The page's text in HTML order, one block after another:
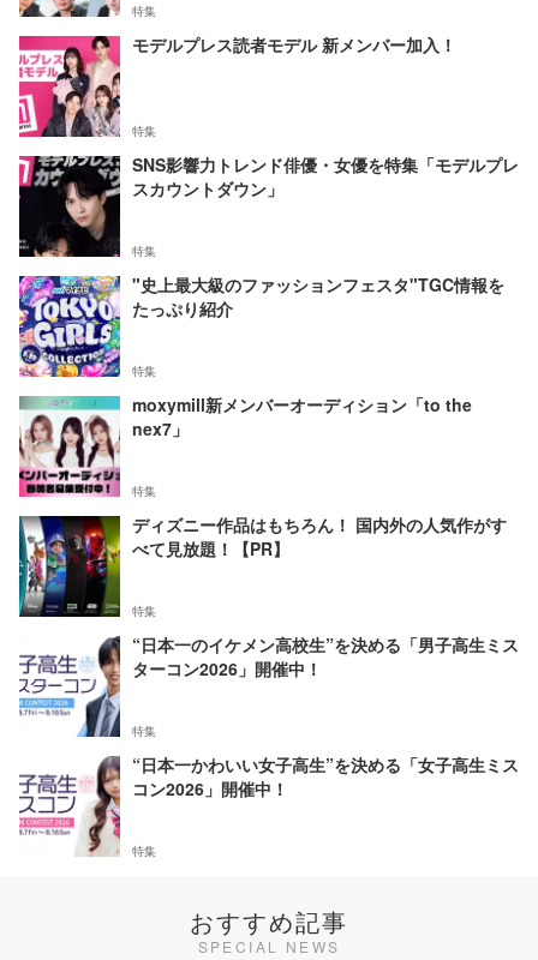
特集
モデルプレス読者モデル 新メンバー加入！
特集
SNS影響力トレンド俳優・女優を特集「モデルプレ
スカウントダウン」
特集
"史上最大級のファッションフェスタ"TGC情報を
たっぷり紹介
特集
moxymill新メンバーオーディション「to the
nex7」
特集
ディズニー作品はもちろん！ 国内外の人気作がす
べて見放題！【PR】
特集
“日本一のイケメン高校生”を決める「男子高生ミス
ターコン2026」開催中！
特集
“日本一かわいい女子高生”を決める「女子高生ミス
コン2026」開催中！
特集
おすすめ記事
SPECIAL NEWS